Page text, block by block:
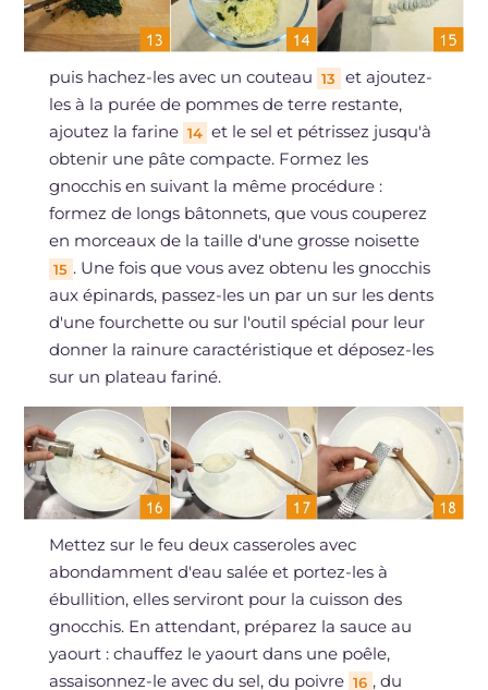
puis hachez-les avec un couteau 13
et ajoutez-
les à la purée de pommes de terre restante,
ajoutez la farine 14 et le sel et pétrissez jusqu'à
obtenir une pâte compacte. Formez les
gnocchis en suivant la même procédure :
formez de longs bâtonnets, que vous couperez
en morceaux de la taille d'une grosse noisette
15 . Une fois que vous avez obtenu les gnocchis
aux épinards, passez-les un par un sur les dents
d'une fourchette ou sur l'outil spécial pour leur
donner la rainure caractéristique et déposez-les
sur un plateau fariné.
Mettez sur le feu deux casseroles avec
abondamment d'eau salée et portez-les à
ébullition, elles serviront pour la cuisson des
gnocchis. En attendant, préparez la sauce au
yaourt : chauffez le yaourt dans une poêle,
assaisonnez-le avec du sel, du poivre 16 , du